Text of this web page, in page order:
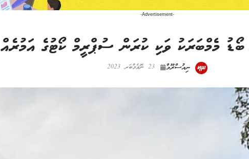
-Advertisement-
ބޯޑު މެމްބަރަކު ވަކި ކުރަން ސުޕްރީމް ކޯޓުގެ އަމުރެއް
ނިއުސްރޫމް 23 ނޮވެމްބަރ 2023